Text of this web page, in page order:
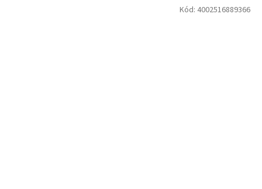
Kód: 4002516889366